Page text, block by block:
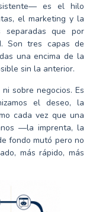
es el hilo
el marketing y la
separadas que por
Son tres capas de
una encima de la
sin la anterior.
sobre negocios. Es
el deseo, la
cada vez que una
—la imprenta, la
fondo mutó pero no
más rápido, más